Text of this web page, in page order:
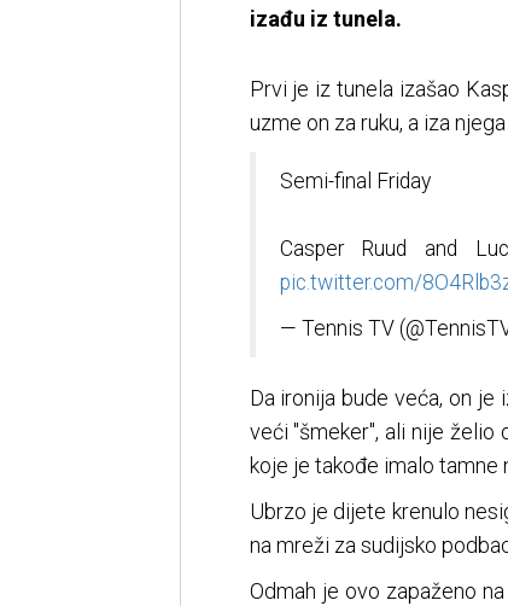
izađu iz tunela.
Prvi je iz tunela izašao
uzme on za ruku, a iza
Semi-final Friday
Casper Ruud and
pic.twitter.com/
— Tennis TV
Da ironija bude veća, on
veći "šmeker", ali nije želio
koje je takođe imalo tamne
Ubrzo je dijete krenulo
na mreži za sudijsko
Odmah je ovo zapaženo